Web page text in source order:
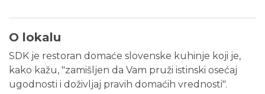
O lokalu
SDK je restoran domaće slovenske kuhinje koji je,
kako kažu, "zamišljen da Vam pruži istinski osećaj
ugodnosti i doživljaj pravih domaćih vrednosti".